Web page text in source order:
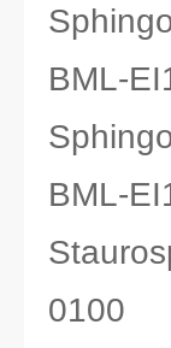
BML-
BML-
0100